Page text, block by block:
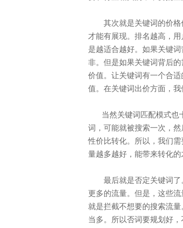
其次就是关键词的价格
才能有展现。排名越高，
是越适合越好。如果关键
非。但是如果关键词背后
价值。让关键词有一个合
值。在关键词出价方面，
当然关键词匹配模式也
词，可能就被搜索一次，
性价比转化。所以，我们
量越多越好，能带来转化的
最后就是否定关键词了
更多的流量。但是，这些
就是拦截不想要的搜索流
当多。所以否词要规划好